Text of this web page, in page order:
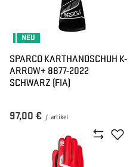
NEU
SPARCO KARTHANDSCHUH K-
ARROW+ 8877-2022
SCHWARZ (FIA)
97,00 € / artikel